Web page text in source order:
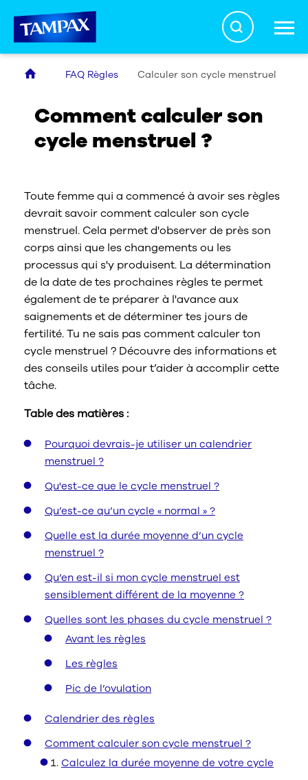
Search
Mettre un tampon
Promesse Sécurité
FAQ Règles
Nous contacter
Sélectionnez un pays/une région
FAQ Règles Calculer son cycle menstruel
Comment calculer son
cycle menstruel ?
Toute femme qui a commencé à avoir ses règles
devrait savoir comment calculer son cycle
menstruel. Cela permet d'observer de près son
corps ainsi que les changements ou les
processus qui s'y produisent. La détermination
de la date de tes prochaines règles te permet
également de te préparer à l'avance aux
saignements et de déterminer tes jours de
fertilité. Tu ne sais pas comment calculer ton
cycle menstruel ? Découvre des informations et
des conseils utiles pour t’aider à accomplir cette
tâche.
Table des matières :
Pourquoi devrais-je utiliser un calendrier
menstruel ?
Qu'est-ce que le cycle menstruel ?
Qu’est-ce qu’un cycle « normal » ?
Quelle est la durée moyenne d’un cycle
menstruel ?
Qu’en est-il si mon cycle menstruel est
sensiblement différent de la moyenne ?
Quelles sont les phases du cycle menstruel ?
Avant les règles
Les règles
Pic de l’ovulation
Calendrier des règles
Comment calculer son cycle menstruel ?
Calculez la durée moyenne de votre cycle